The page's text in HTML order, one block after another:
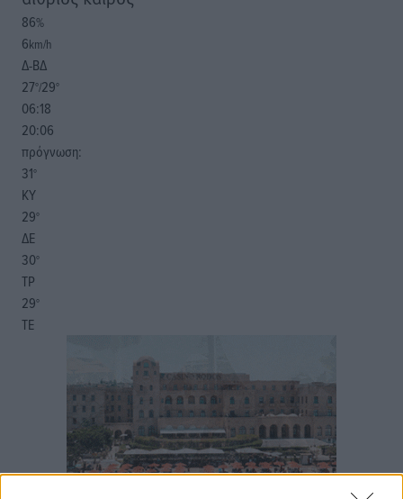
86%
6km/h
Δ-ΒΔ
27°/29°
06:18
20:06
πρόγνωση:
31°
ΚΥ
29°
ΔΕ
30°
ΤΡ
29°
ΤΕ